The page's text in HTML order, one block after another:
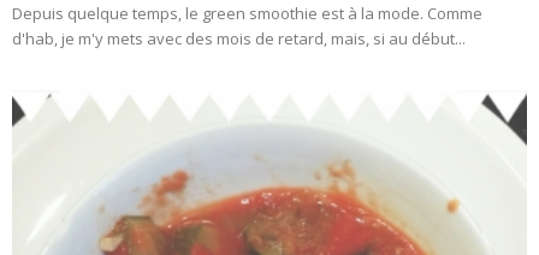
Depuis quelque temps, le green smoothie est à la mode. Comme
d'hab, je m'y mets avec des mois de retard, mais, si au début...